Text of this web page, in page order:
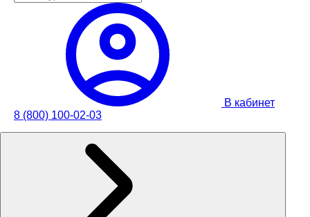
В кабинет
8 (800) 100-02-03